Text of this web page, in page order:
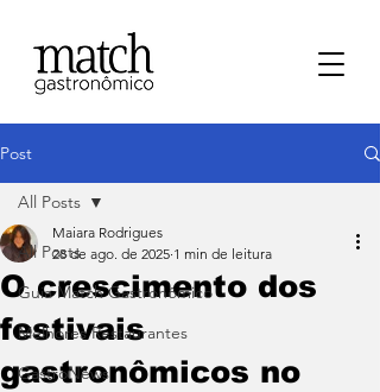
Post
All Posts
⁠Guia Match Gastronômico
Melhores Restaurantes
⁠GastroNews
All Posts
O crescimento dos
festivais
gastronômicos no
Maiara Rodrigues
28 de ago. de 2025 1 min de leitura